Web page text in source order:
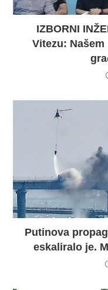
IZBORNI
Vitezu:
Putinova
eskaliralo je.